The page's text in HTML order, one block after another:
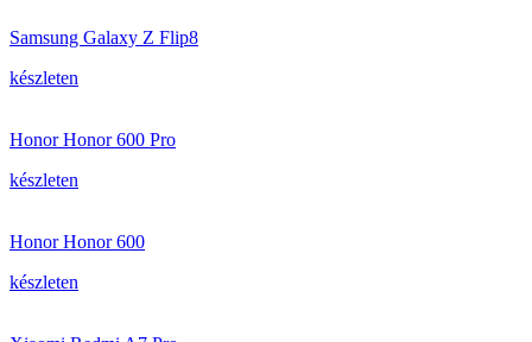
Samsung Galaxy Z Flip8
készleten
Honor Honor 600 Pro
készleten
Honor Honor 600
készleten